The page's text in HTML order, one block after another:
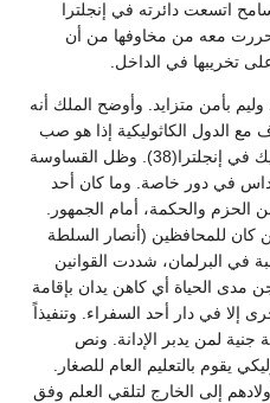
اتسعت دائرته في إنجلترا
تحررت معه من مخاوفها من أن
تخريبها في الداخل.
بأمن متزايد. وأوضح الملك أنه
الدول الكاثوليكية إذا هو صب
العذاب والظلم على رؤوس الكاثوليك في إنجلترا(38). وظل القساوسة
في دور خاصة. وما كان أحد
والحكمة، أمام الجمهور.
عهد وليم (1699)، حين كان للمحافظين (أنصار السلطة
في البرلمان، شددت القوانين
مدى الحياة أي كاهن يدان بإقامة
إلا في دار أحد السفراء. وتنفيذاً
جنية لمن يدبر الإدانة. ونص
يقوم بالتعليم العام للصغار.
إلى الخارج لتلقي العلم وفق